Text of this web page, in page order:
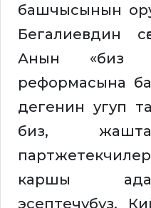
башчысынын
Бегалиевдин
Анын «биз
реформасына
дегенин угуп
биз,
каршы
эсептечүбүз.